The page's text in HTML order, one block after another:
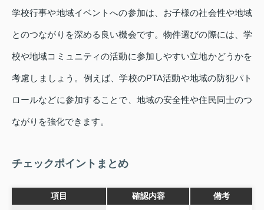
学校行事や地域イベントへの参加は、お子様の社会性や地域
とのつながりを深める良い機会です。物件選びの際には、学
校や地域コミュニティの活動に参加しやすい立地かどうかを
考慮しましょう。例えば、学校のPTA活動や地域の防犯パト
ロールなどに参加することで、地域の安全性や住民同士のつ
ながりを強化できます。
チェックポイントまとめ
項目 確認内容 備考